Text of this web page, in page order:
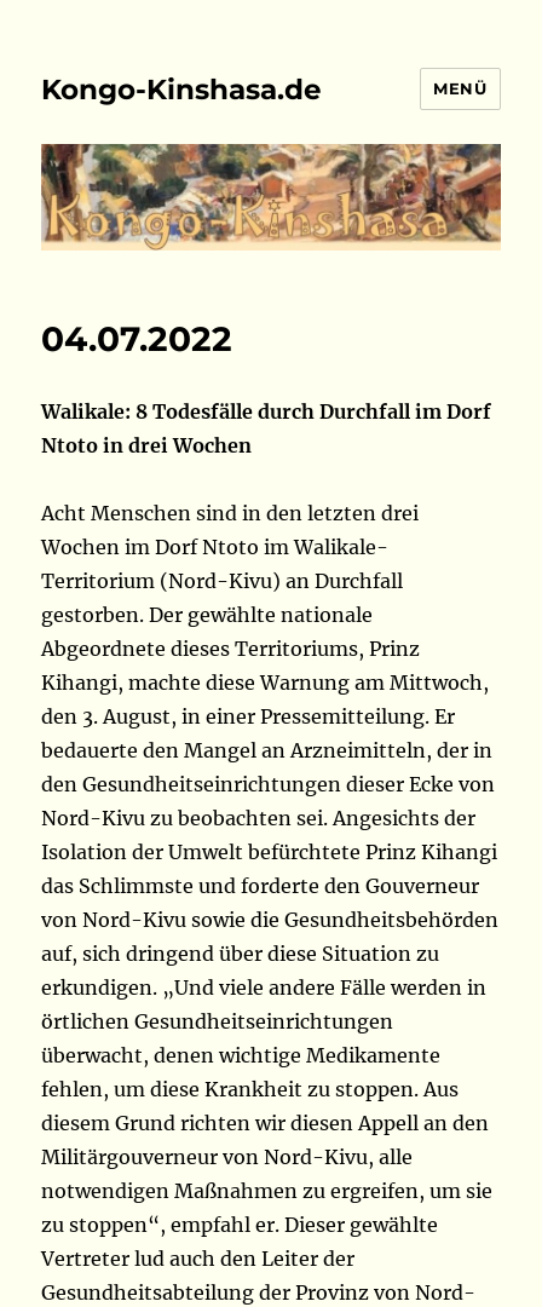
Kongo-Kinshasa.de MENÜ
04.07.2022
Walikale: 8 Todesfälle durch Durchfall im Dorf
Ntoto in drei Wochen
Acht Menschen sind in den letzten drei
Wochen im Dorf Ntoto im Walikale-
Territorium (Nord-Kivu) an Durchfall
gestorben. Der gewählte nationale
Abgeordnete dieses Territoriums, Prinz
Kihangi, machte diese Warnung am Mittwoch,
den 3. August, in einer Pressemitteilung. Er
bedauerte den Mangel an Arzneimitteln, der in
den Gesundheitseinrichtungen dieser Ecke von
Nord-Kivu zu beobachten sei. Angesichts der
Isolation der Umwelt befürchtete Prinz Kihangi
das Schlimmste und forderte den Gouverneur
von Nord-Kivu sowie die Gesundheitsbehörden
auf, sich dringend über diese Situation zu
erkundigen. „Und viele andere Fälle werden in
örtlichen Gesundheitseinrichtungen
überwacht, denen wichtige Medikamente
fehlen, um diese Krankheit zu stoppen. Aus
diesem Grund richten wir diesen Appell an den
Militärgouverneur von Nord-Kivu, alle
notwendigen Maßnahmen zu ergreifen, um sie
zu stoppen“, empfahl er. Dieser gewählte
Vertreter lud auch den Leiter der
Gesundheitsabteilung der Provinz von Nord-